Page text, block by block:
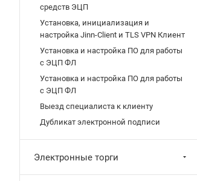
средств ЭЦП
Установка, инициализация и
настройка Jinn-Client и TLS VPN Клиент
Установка и настройка ПО для работы
с ЭЦП ФЛ
Установка и настройка ПО для работы
с ЭЦП ФЛ
Выезд специалиста к клиенту
Дубликат электронной подписи
Электронные торги